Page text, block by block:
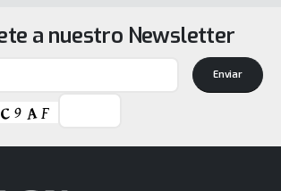
a nuestro Newsletter
Enviar